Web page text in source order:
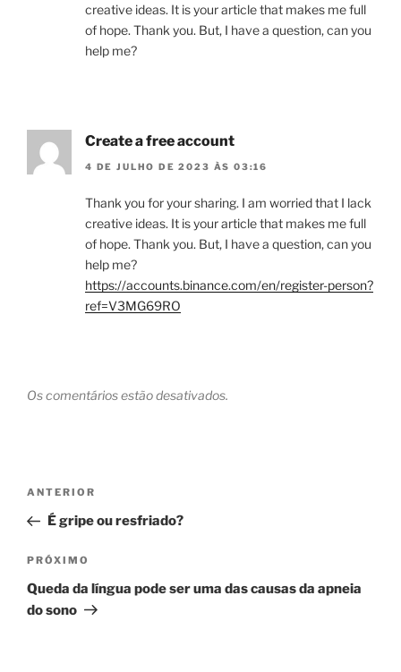
creative ideas. It is your article that makes me full
of hope. Thank you. But, I have a question, can you
help me?
Create a free account
4 DE JULHO DE 2023 ÀS 03:16
Thank you for your sharing. I am worried that I lack
creative ideas. It is your article that makes me full
of hope. Thank you. But, I have a question, can you
help me?
https://accounts.binance.com/en/register-person?
ref=V3MG69RO
Os comentários estão desativados.
Navegação
Post
Post
anterior
ANTERIOR
É gripe ou resfriado?
Próximo
post
PRÓXIMO
Queda da língua pode ser uma das causas da apneia
do sono